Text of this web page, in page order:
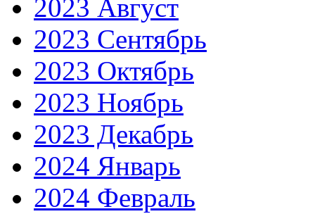
2023 Август
2023 Сентябрь
2023 Октябрь
2023 Ноябрь
2023 Декабрь
2024 Январь
2024 Февраль